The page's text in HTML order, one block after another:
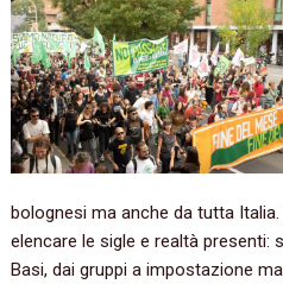
bolognesi ma anche da tutta
elencare le sigle e realtà presenti:
Basi, dai gruppi a impostazione